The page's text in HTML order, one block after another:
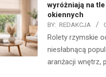
wyróżniają na
okiennych
BY: REDAKCJA
Rolety rzymskie
niesłabnącą
aranżacji wnętrz,